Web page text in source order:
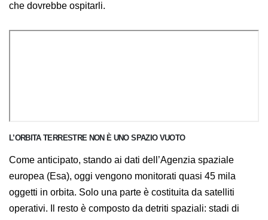
con crescente urgenza: la
L’ORBITA TERRESTRE NON È UNO SPAZIO VUOTO
Come anticipato, stando ai dati dell’Agenzia spaziale
europea (Esa), oggi vengono monitorati quasi 45 mila
oggetti in orbita. Solo una parte è costituita da satelliti